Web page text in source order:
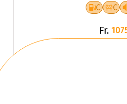
C C
Fr.